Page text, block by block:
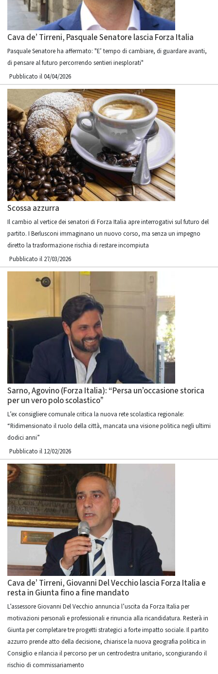
Cava de’ Tirreni, Pasquale Senatore lascia Forza Italia
Pasquale Senatore ha affermato: "E’ tempo di cambiare, di guardare avanti,
di pensare al futuro percorrendo sentieri inesplorati"
Pubblicato il 04/04/2026
Scossa azzurra
Il cambio al vertice dei senatori di Forza Italia apre interrogativi sul futuro del
partito. I Berlusconi immaginano un nuovo corso, ma senza un impegno
diretto la trasformazione rischia di restare incompiuta
Pubblicato il 27/03/2026
Sarno, Agovino (Forza Italia): “Persa un’occasione storica
per un vero polo scolastico”
L’ex consigliere comunale critica la nuova rete scolastica regionale:
“Ridimensionato il ruolo della città, mancata una visione politica negli ultimi
dodici anni”
Pubblicato il 12/02/2026
Cava de’ Tirreni, Giovanni Del Vecchio lascia Forza Italia e
resta in Giunta fino a fine mandato
L’assessore Giovanni Del Vecchio annuncia l’uscita da Forza Italia per
motivazioni personali e professionali e rinuncia alla ricandidatura. Resterà in
Giunta per completare tre progetti strategici a forte impatto sociale. Il partito
azzurro prende atto della decisione, chiarisce la nuova geografia politica in
Consiglio e rilancia il percorso per un centrodestra unitario, scongiurando il
rischio di commissariamento